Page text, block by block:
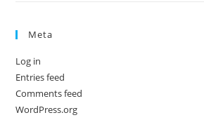
Meta
Log in
Entries feed
Comments feed
WordPress.org